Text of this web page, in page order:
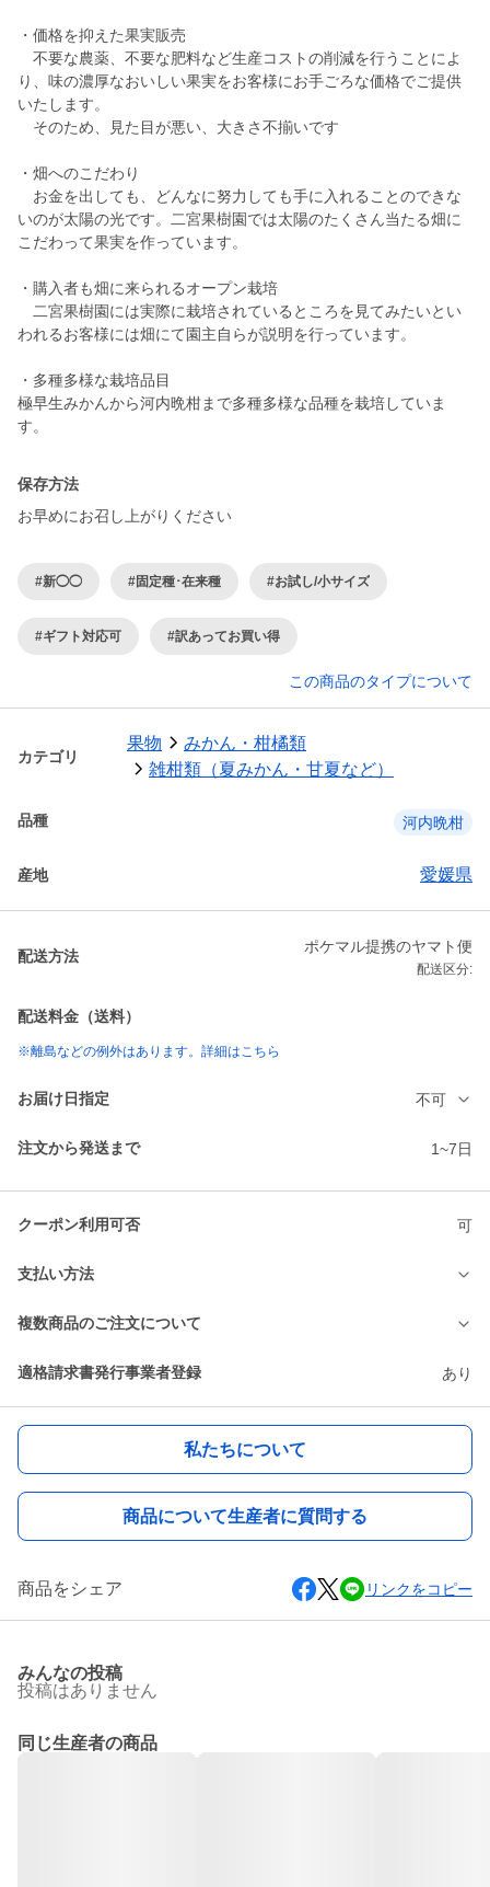
・価格を抑えた果実販売
不要な農薬、不要な肥料など生産コストの削減を行うことによ
り、味の濃厚なおいしい果実をお客様にお手ごろな価格でご提供
いたします。
そのため、見た目が悪い、大きさ不揃いです
・畑へのこだわり
お金を出しても、どんなに努力しても手に入れることのできな
いのが太陽の光です。二宮果樹園では太陽のたくさん当たる畑に
こだわって果実を作っています。
・購入者も畑に来られるオープン栽培
二宮果樹園には実際に栽培されているところを見てみたいとい
われるお客様には畑にて園主自らが説明を行っています。
・多種多様な栽培品目
極早生みかんから河内晩柑まで多種多様な品種を栽培していま
保存方法
お早めにお召し上がりください
#新◯◯ #固定種･在来種 #お試し/小サイズ
#ギフト対応可 #訳あってお買い得
この商品のタイプについて
カテゴリ
果物
みかん・柑橘類
雑柑類（夏みかん・甘夏など）
品種 河内晩柑
産地 愛媛県
配送方法
ポケマル提携のヤマト便
配送区分:
配送料金（送料）
※離島などの例外はあります。詳細はこちら
お届け日指定 不可
注文から発送まで 1~7日
クーポン利用可否 可
支払い方法
複数商品のご注文について
適格請求書発行事業者登録 あり
私たちについて
商品について生産者に質問する
商品をシェア リンクをコピー
みんなの投稿
投稿はありません
同じ生産者の商品